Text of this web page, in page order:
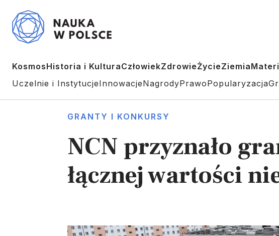
KosmosHistoria i KulturaCzłowiekZdrowieŻycieZiemia
Uczelnie i InstytucjeInnowacjeNagrodyPrawoPopularyzacja
GRANTY I KONKURSY
NCN przyznało
łącznej wartości